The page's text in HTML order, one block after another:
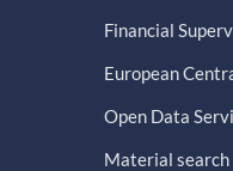
Financial
European
Open Data
Material search